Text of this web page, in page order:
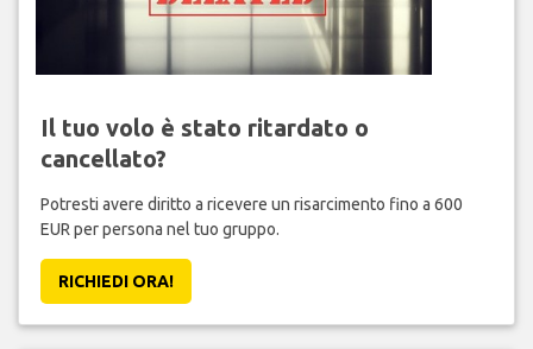
Il tuo volo è stato ritardato o
cancellato?
Potresti avere diritto a ricevere un risarcimento fino a 600
EUR per persona nel tuo gruppo.
RICHIEDI ORA!